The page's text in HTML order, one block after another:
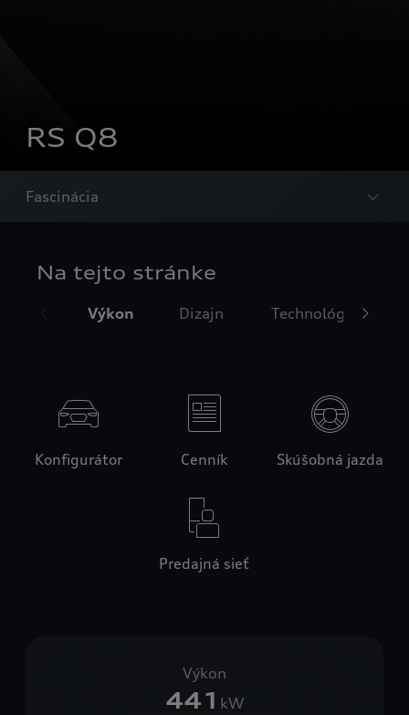
RS Q8
Fascinácia
Na tejto stránke
Výkon Dizajn Technológia svetiel
Konfigurátor Cenník Skúšobná jazda
Predajná sieť
Výkon
441 kW